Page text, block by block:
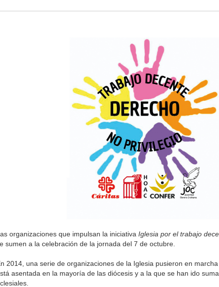
organizaciones que impulsan la iniciativa Iglesia por el trabajo
sumen a la celebración de la jornada del 7 de octubre.
2014, una serie de organizaciones de la Iglesia pusieron en
asentada en la mayoría de las diócesis y a la que se han ido